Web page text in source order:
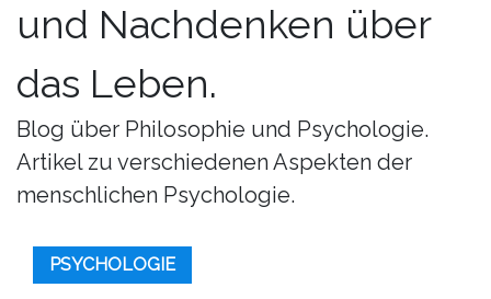
und Nachdenken über
das Leben.
Blog über Philosophie und Psychologie.
Artikel zu verschiedenen Aspekten der
menschlichen Psychologie.
PSYCHOLOGIE